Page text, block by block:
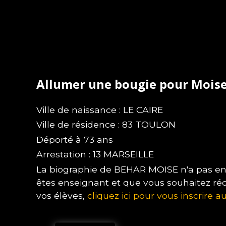
Allumer une bougie pour Moise
Ville de naissance : LE CAIRE
Ville de résidence : 83 TOULON
Déporté à 73 ans
Arrestation : 13 MARSEILLE
La biographie de BEHAR MOISE n'a pas
êtes enseignant et que vous souhaitez
vos élèves, cliquez ici pour vous inscrire